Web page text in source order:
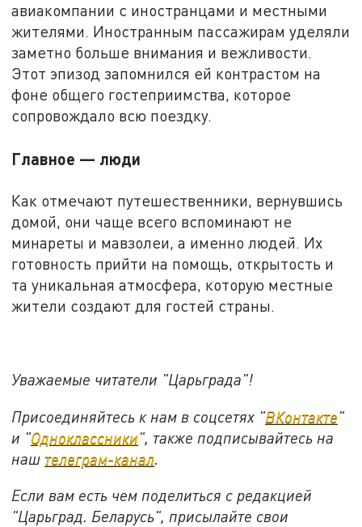
авиакомпании с иностранцами и местными
жителями. Иностранным пассажирам уделяли
заметно больше внимания и вежливости.
Этот эпизод запомнился ей контрастом на
фоне общего гостеприимства, которое
сопровождало всю поездку.
Главное — люди
Как отмечают путешественники, вернувшись
домой, они чаще всего вспоминают не
минареты и мавзолеи, а именно людей. Их
готовность прийти на помощь, открытость и
та уникальная атмосфера, которую местные
жители создают для гостей страны.
Уважаемые читатели "Царьграда"!
Присоединяйтесь к нам в соцсетях "ВКонтакте"
и "Одноклассники", также подписывайтесь на
наш телеграм-канал.
Если вам есть чем поделиться с редакцией
"Царьград. Беларусь", присылайте свои